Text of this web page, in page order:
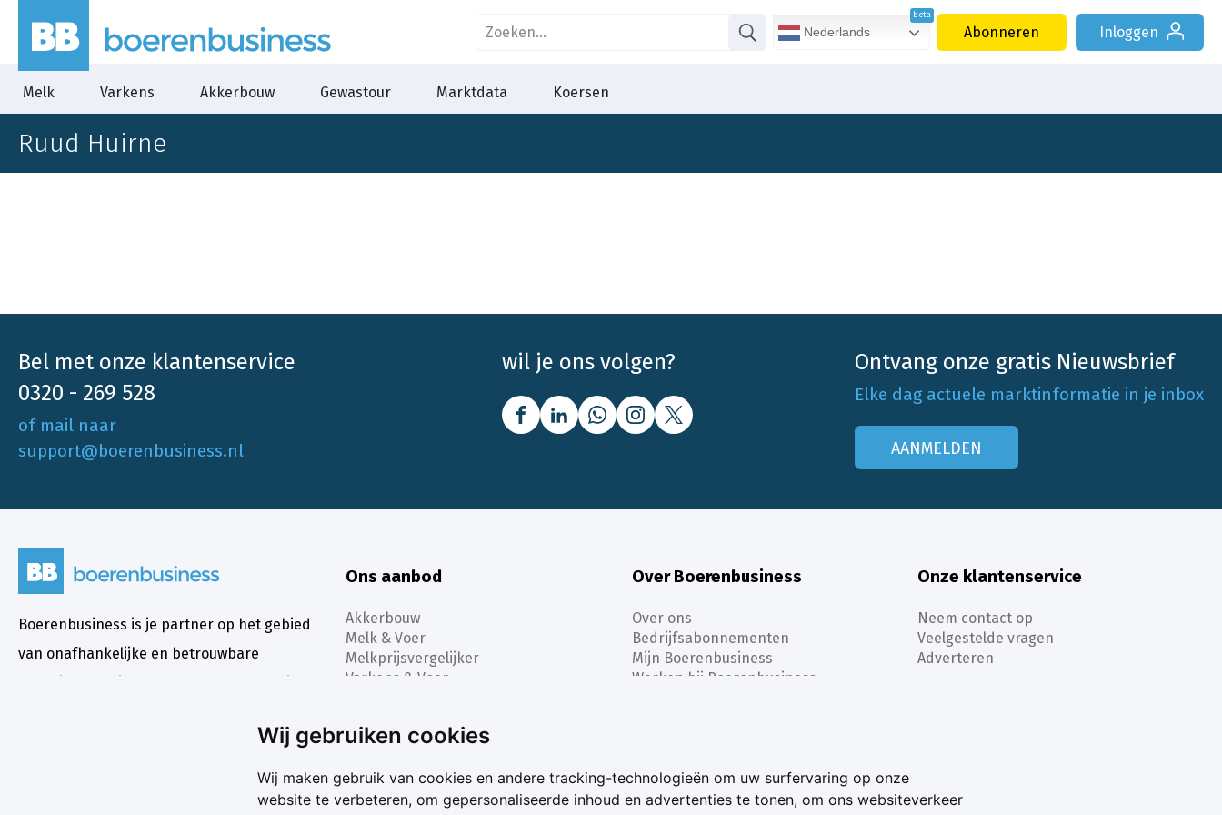
Wij gebruiken cookies
Wij maken gebruik van cookies en andere tracking-technologieën om uw surfervaring op onze
website te verbeteren, om gepersonaliseerde inhoud en advertenties te tonen, om ons websiteverkeer
Nederlands Abonneren Inloggen
Melk Varkens Akkerbouw Gewastour Marktdata Koersen
Ruud Huirne
Bel met onze klantenservice
0320 - 269 528
of mail naar
support@boerenbusiness.nl
wil je ons volgen? Ontvang onze gratis Nieuwsbrief
Elke dag actuele marktinformatie in je inbox
AANMELDEN
Boerenbusiness is je partner op het gebied
van onafhankelijke en betrouwbare
ondernemers in binnen- en buitenland.
Ons aanbod
Akkerbouw
Melk & Voer
Melkprijsvergelijker
Varkens & Voer
Over Boerenbusiness
Over ons
Bedrijfsabonnementen
Mijn Boerenbusiness
Werken bij Boerenbusiness
Onze klantenservice
Neem contact op
Veelgestelde vragen
Adverteren